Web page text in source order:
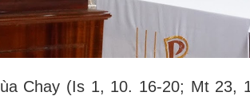
Chay (Is 1, 10. 16-20; Mt 23,